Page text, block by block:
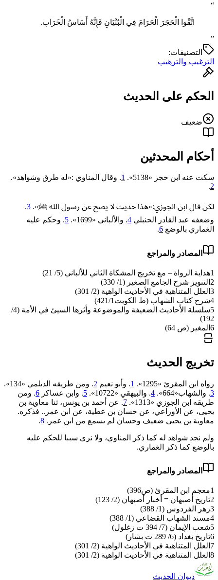
“
‌اتَّقُوا ‌الْحَجَرَ ‌الْحَرَامَ فِي الْبُنْيَانِ فَإِنَّهُ أَسَاسُ الْخَرَابِ.
”
التصنيفات:
الترغيب والترهيب
الحكم على الحديث
ضعيف
أحكام المحدثين
سكت عنه ابن حجر «5138». 1. وقال المناوي :«له طرق وشواهد».
2
.
لكن قال ابن الجوزي:«هذا حديث لا يصح عن رسول الله ﷺ». 3
.
وضعفه عبد القادر الحنبلي 4. والألباني «‌‌1699». 5. وحكم عليه
الغماري بالوضع 6
.
المصادر والمراجع
1هداية الرواة – مع تخريج المشكاة الثاني للألباني (5/ 21)
2 التنوير شرح الجامع الصغير (1/ 330)
3 العلل المتناهية في الأحاديث الواهية (2/ 301)
4شرح كتاب الشهاب (ط الكويت421/1)
5
سلسلة الأحاديث الضعيفة والموضوعة وأثرها السيئ في الأمة (4/
192)
6 المغير (ص 64)
تخريج الحديث
رواه ابن المقرئ «1295». 1. وأبو نعيم 2. ومن طريقه الديلمي «134».
3. والشهاب«664». 4. والبيهقي «10722». 5. وابن عساكر 6. ومن
طريقه ابن الجوزي «1313».
7. عن أحمد بن يونس، ثنا معاوية بن
يحيى، عن الأوزاعي، عن حسان بن عطية، عن ابن عمر.. فذكره.
معاوية بن يحيى ضعيف وحسان لم يسمع من ابن عمر. 8
.
ولم نجد شواهد له كما ذكر المناوي، ولا نرى سببا للحكم عليه
بالوضع كما ذكر الغماري.
المصادر والمراجع
1معجم ابن المقرئ (ص396)
2تاريخ أصبهان = أخبار أصبهان (2/ 123)
3زهر الفردوس (1/ 388)
4مسند الشهاب القضاعي (1/ 388)
5شعب الإيمان (7/ 394 ت زغلول)
6تاريخ بغداد (6/ 289 ت بشار)
7 العلل المتناهية في الأحاديث الواهية (2/ 301)
8 العلل المتناهية في الأحاديث الواهية (2/ 301)
ديوان الحديث